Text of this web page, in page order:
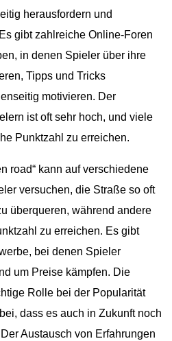
herausfordern und
gibt zahlreiche Online-Foren
in denen Spieler über ihre
Tipps und Tricks
motivieren. Der
ist oft sehr hoch, und viele
Punktzahl zu erreichen.
road“ kann auf verschiedene
versuchen, die Straße so oft
überqueren, während andere
zu erreichen. Es gibt
bei denen Spieler
um Preise kämpfen. Die
Rolle bei der Popularität
dass es auch in Zukunft noch
Austausch von Erfahrungen